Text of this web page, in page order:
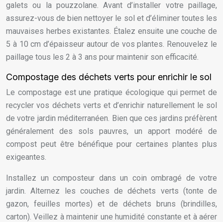
galets ou la pouzzolane. Avant d’installer votre paillage,
assurez-vous de bien nettoyer le sol et d’éliminer toutes les
mauvaises herbes existantes. Étalez ensuite une couche de
5 à 10 cm d’épaisseur autour de vos plantes. Renouvelez le
paillage tous les 2 à 3 ans pour maintenir son efficacité.
Compostage des déchets verts pour enrichir le sol
Le compostage est une pratique écologique qui permet de
recycler vos déchets verts et d’enrichir naturellement le sol
de votre jardin méditerranéen. Bien que ces jardins préfèrent
généralement des sols pauvres, un apport modéré de
compost peut être bénéfique pour certaines plantes plus
exigeantes.
Installez un composteur dans un coin ombragé de votre
jardin. Alternez les couches de déchets verts (tonte de
gazon, feuilles mortes) et de déchets bruns (brindilles,
carton). Veillez à maintenir une humidité constante et à aérer